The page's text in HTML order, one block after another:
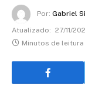
Por: Gabriel
Atualizado: 27/11/
Minutos de leitura